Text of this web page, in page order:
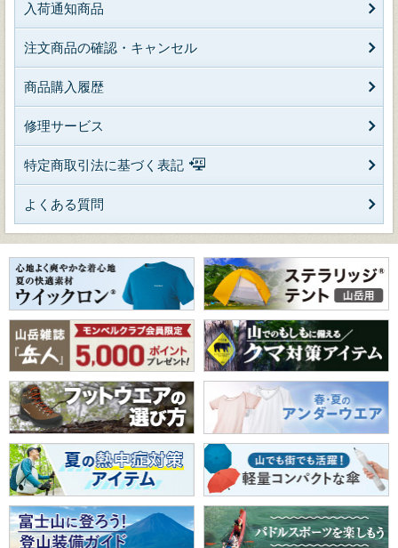
入荷通知商品
注文商品の確認・キャンセル
商品購入履歴
修理サービス
特定商取引法に基づく表記
よくある質問